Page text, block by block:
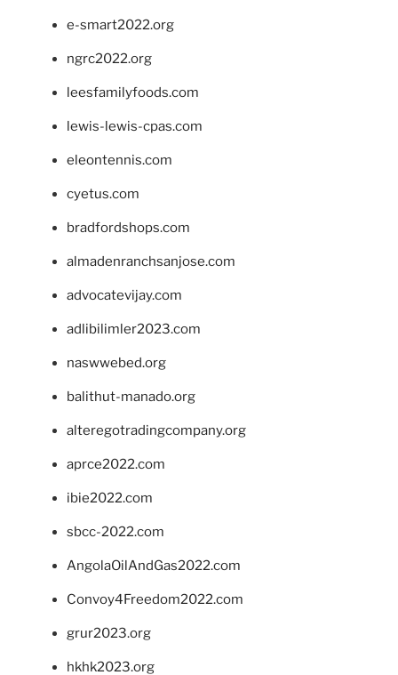
e-smart2022.org
ngrc2022.org
leesfamilyfoods.com
lewis-lewis-cpas.com
eleontennis.com
cyetus.com
bradfordshops.com
almadenranchsanjose.com
advocatevijay.com
adlibilimler2023.com
naswwebed.org
balithut-manado.org
alteregotradingcompany.org
aprce2022.com
ibie2022.com
sbcc-2022.com
AngolaOilAndGas2022.com
Convoy4Freedom2022.com
grur2023.org
hkhk2023.org